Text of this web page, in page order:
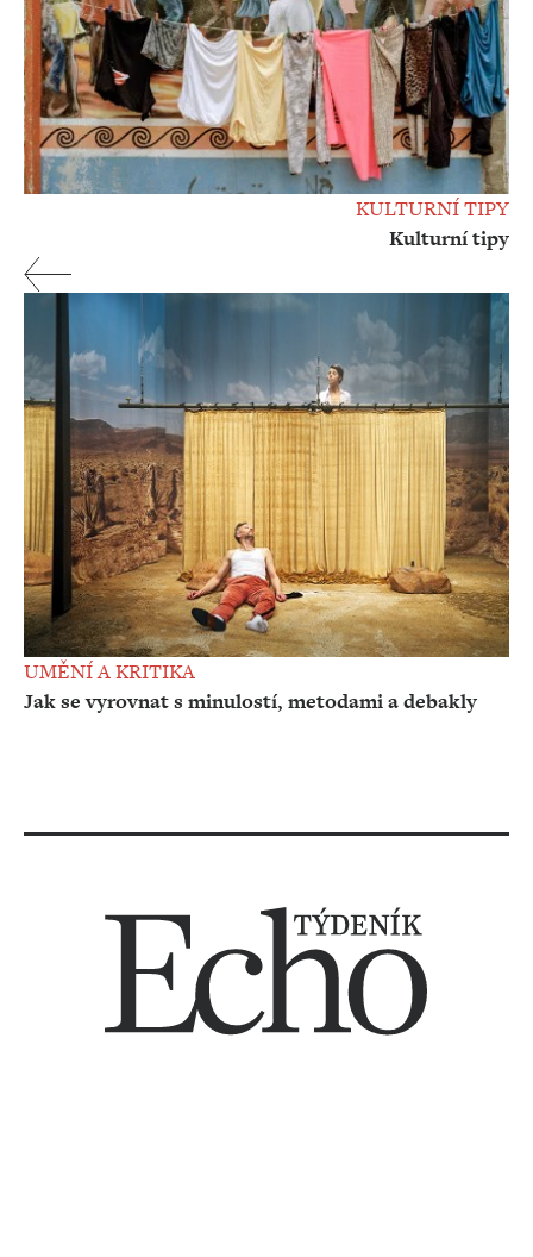
KULTURNÍ TIPY
Kulturní tipy
UMĚNÍ A KRITIKA
Jak se vyrovnat s minulostí, metodami a debakly